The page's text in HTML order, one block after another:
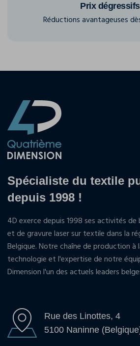
Prix dégressifs
Réductions avantageuses
Spécialiste du textile
depuis 1998 !
4D exerce depuis 1998 ses activités
et de gravure laser sur textile dans la
Belgique. Notre chaîne de production à
technologie et l'expertise de notre
Dimension l'un des actuels leaders
Rue des Linottes, 4
5100 Naninne